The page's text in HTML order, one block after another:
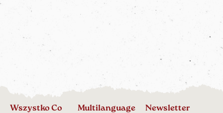
Wszystko Co
Multilanguage Newsletter